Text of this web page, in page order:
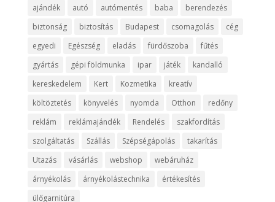
ajándék autó autómentés baba
berendezés
biztonság
biztosítás Budapest csomagolás
cég
egyedi
Egészség eladás fürdőszoba
fűtés
gyártás
gépi földmunka ipar játék
kandalló
kereskedelem
Kert Kozmetika
kreatív
költöztetés
könyvelés nyomda Otthon
redőny
reklám
reklámajándék Rendelés
szakfordítás
szolgáltatás
Szállás Szépségápolás
takarítás
Utazás
vásárlás webshop
webáruház
árnyékolás
árnyékolástechnika
értékesítés
ülőgarnitúra